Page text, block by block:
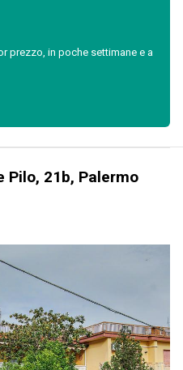
prezzo, in poche settimane e a
Pilo, 21b, Palermo